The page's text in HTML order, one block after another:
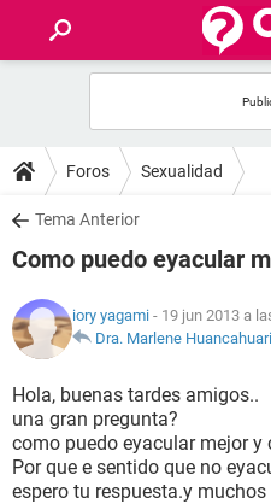
FOROS
SALUD
NUTRICIÓN
BIENESTAR
SEXUALIDAD
Foros Sexualidad
Tema Anterior
Como puedo eyacular
iory yagami - 19 jun 2013 a
Dra. Marlene Huancahuari
Hola, buenas tardes amigos..
una gran pregunta?
como puedo eyacular mejor y
Por que e sentido que no
espero tu respuesta.y